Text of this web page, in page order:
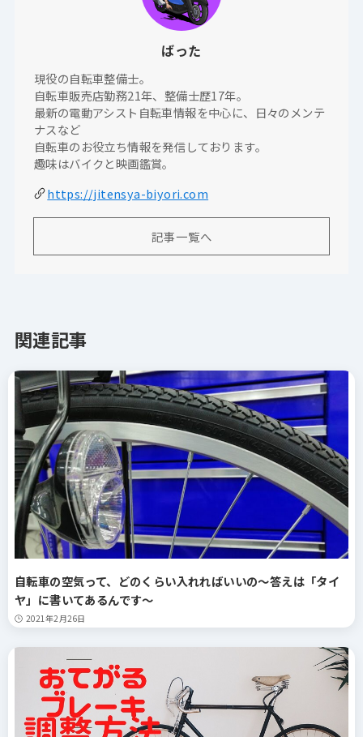
ばった
現役の自転車整備士。
自転車販売店勤務21年、整備士歴17年。
最新の電動アシスト自転車情報を中心に、日々のメンテ
ナスなど
自転車のお役立ち情報を発信しております。
趣味はバイクと映画鑑賞。
https://jitensya-biyori.com
記事一覧へ
関連記事
自転車の空気って、どのくらい入れればいいの～答えは「タイ
ヤ」に書いてあるんです～
2021年2月26日